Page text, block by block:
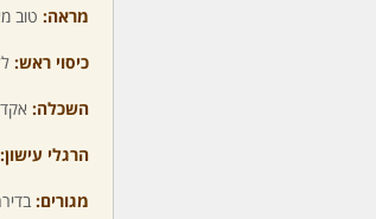
מראה: טוב
כיסוי ראש:
השכלה:
הרגלי עישון:
מגורים: